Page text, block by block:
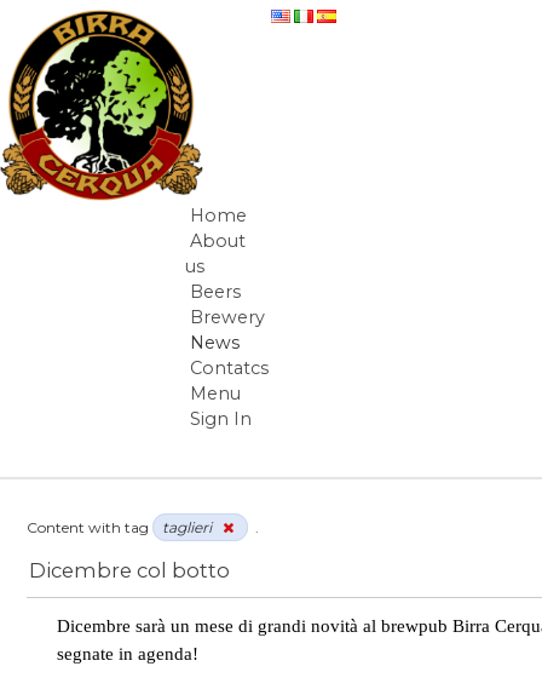
Skip to Content
Navigation
Home
About
us
Beers
Brewery
News
Contatcs
Menu
Sign In
Breadcrumbs
News / taglieri
Content with tag taglieri
Dicembre col botto
Dicembre sarà un mese di grandi novità al brewpub Birra
segnate in agenda!